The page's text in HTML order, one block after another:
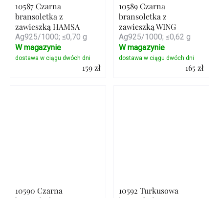
10587 Czarna
bransoletka z
zawieszką HAMSA
Ag925/1000; ≤0,70 g
159 zł
W magazynie
10589 Czarna
bransoletka z
zawieszką WING
Ag925/1000; ≤0,62 g
165 zł
W magazynie
10590 Czarna
10592 Turkusowa